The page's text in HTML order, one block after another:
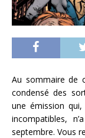
Au sommaire de
condensé des
une émission
incompatibles,
septembre. Vous